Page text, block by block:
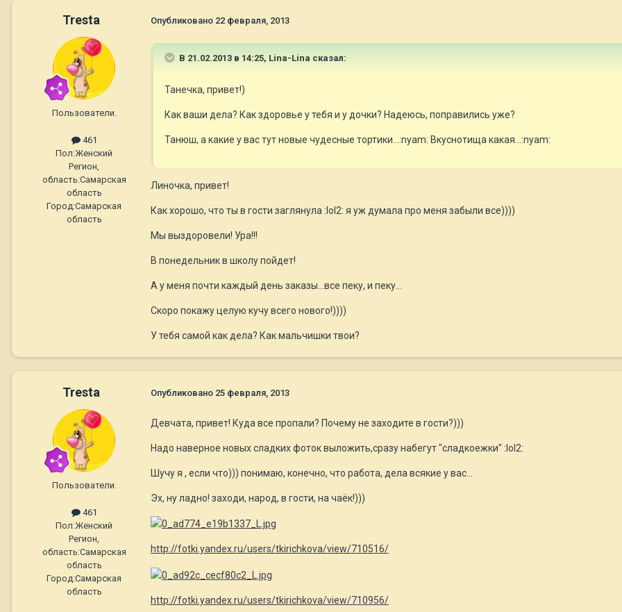
Tresta
Пользователи.
461
Пол:Женский
Регион,
область:Самарская
область
Город:Самарская
область
Опубликовано 22 февраля, 2013
В 21.02.2013 в 14:25, Lina-Lina сказал:
Танечка, привет!)
Как ваши дела? Как здоровье у тебя и у дочки? Надеюсь, поправились уже?
Танюш, а какие у вас тут новые чудесные тортики...:nyam: Вкуснотища какая...:nyam:
Линочка, привет!
Как хорошо, что ты в гости заглянула :lol2: я уж думала про меня забыли все))))
Мы выздоровели! Ура!!!
В понедельник в школу пойдет!
А у меня почти каждый день заказы...все пеку, и пеку...
Скоро покажу целую кучу всего нового!))))
У тебя самой как дела? Как мальчишки твои?
Tresta
Пользователи.
461
Пол:Женский
Регион,
область:Самарская
область
Город:Самарская
область
Опубликовано 25 февраля, 2013
Девчата, привет! Куда все пропали? Почему не заходите в гости?)))
Надо наверное новых сладких фоток выложить,сразу набегут "сладкоежки" :lol2:
Шучу я , если что))) понимаю, конечно, что работа, дела всякие у вас...
Эх, ну ладно! заходи, народ, в гости, на чаёк!)))
http://fotki.yandex.ru/users/tkirichkova/view/710516/
http://fotki.yandex.ru/users/tkirichkova/view/710956/